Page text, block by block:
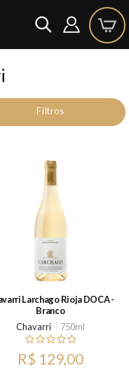
Filtros
Larchago Rioja DOCA -
Branco
Chavarri
750ml
R$ 129,00